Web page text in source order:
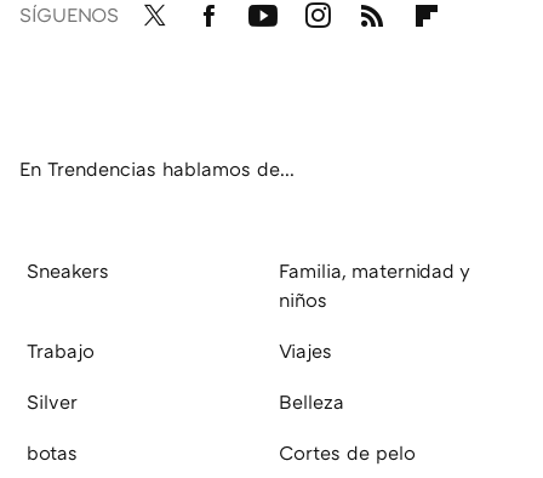
SÍGUENOS
En Trendencias hablamos de...
Sneakers
Familia, maternidad y
niños
Trabajo Viajes
Silver Belleza
botas Cortes de pelo